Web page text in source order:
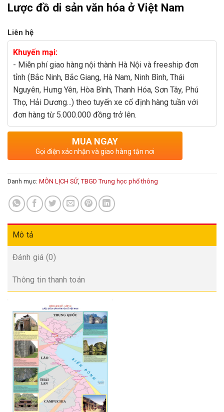
Lược đồ di sản văn hóa ở Việt Nam
Liên hệ
Khuyến mại:
- Miễn phí giao hàng nội thành Hà Nội và freeship đơn
tỉnh (Bắc Ninh, Bắc Giang, Hà Nam, Ninh Bình, Thái
Nguyên, Hưng Yên, Hòa Bình, Thanh Hóa, Sơn Tây, Phú
Thọ, Hải Dương...) theo tuyến xe cố định hàng tuần với
đơn hàng từ 5.000.000 đồng trở lên.
MUA NGAY
Gọi điện xác nhận và giao hàng tận nơi
Danh mục: MÔN LỊCH SỬ, TBGD Trung học phổ thông
Mô tả
Đánh giá (0)
Thông tin thanh toán